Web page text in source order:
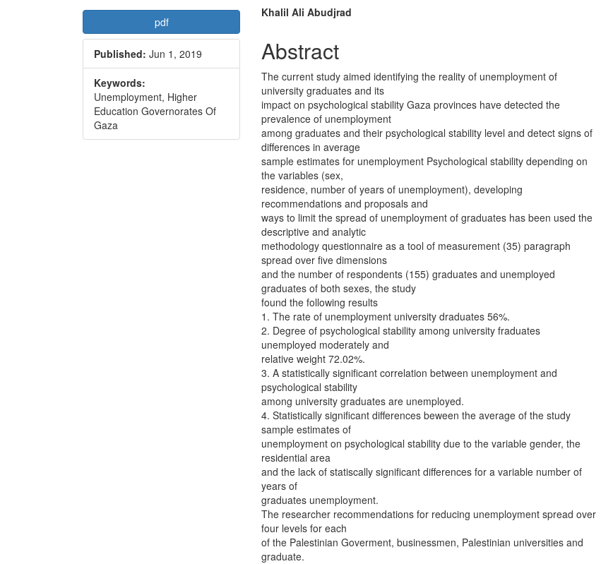
Article
Sidebar
pdf
Published: Jun 1, 2019
Keywords:
Unemployment, Higher
Education Governorates Of
Gaza
Main
Article
Content
Khalil Ali Abudjrad
Abstract
The current study aimed identifying the reality of unemployment of
university graduates and its
impact on psychological stability Gaza provinces have detected the
prevalence of unemployment
among graduates and their psychological stability level and detect signs of
differences in average
sample estimates for unemployment Psychological stability depending on
the variables (sex,
residence, number of years of unemployment), developing
recommendations and proposals and
ways to limit the spread of unemployment of graduates has been used the
descriptive and analytic
methodology questionnaire as a tool of measurement (35) paragraph
spread over five dimensions
and the number of respondents (155) graduates and unemployed
graduates of both sexes, the study
found the following results
1. The rate of unemployment university draduates 56%.
2. Degree of psychological stability among university fraduates
unemployed moderately and
relative weight 72.02%.
3. A statistically significant correlation between unemployment and
psychological stability
among university graduates are unemployed.
4. Statistically significant differences beween the average of the study
sample estimates of
unemployment on psychological stability due to the variable gender, the
residential area
and the lack of statiscally significant differences for a variable number of
years of
graduates unemployment.
The researcher recommendations for reducing unemployment spread over
four levels for each
of the Palestinian Goverment, businessmen, Palestinian universities and
graduate.